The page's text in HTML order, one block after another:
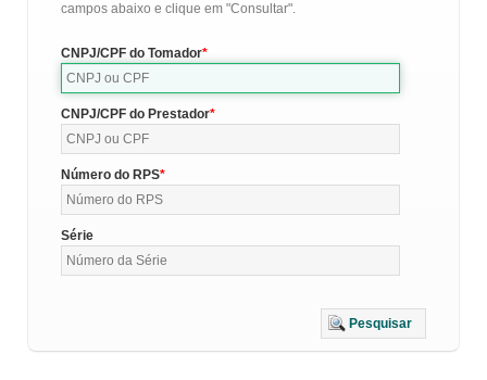
campos abaixo e clique em "Consultar".
CNPJ/CPF do Tomador
CNPJ/CPF do Prestador
Número do RPS
Série
Pesquisar